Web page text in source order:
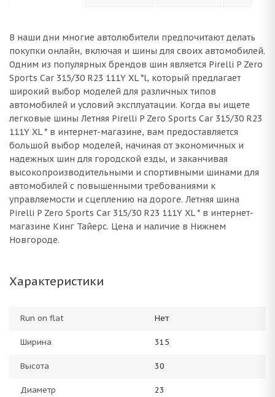
В наши дни многие автолюбители предпочитают делать
покупки онлайн, включая и шины для своих автомобилей.
Одним из популярных брендов шин является Pirelli P Zero
Sports Car 315/30 R23 111Y XL *l, который предлагает
широкий выбор моделей для различных типов
автомобилей и условий эксплуатации. Когда вы ищете
легковые шины Летняя Pirelli P Zero Sports Car 315/30 R23
111Y XL * в интернет-магазине, вам предоставляется
большой выбор моделей, начиная от экономичных и
надежных шин для городской езды, и заканчивая
высокопроизводительными и спортивными шинами для
автомобилей с повышенными требованиями к
управляемости и сцеплению на дороге. Летняя шина
Pirelli P Zero Sports Car 315/30 R23 111Y XL * в интернет-
магазине Кинг Тайерс. Цена и наличие в Нижнем
Новгороде.
Характеристики
Run on flat Нет
Ширина 315
Высота 30
Диаметр 23